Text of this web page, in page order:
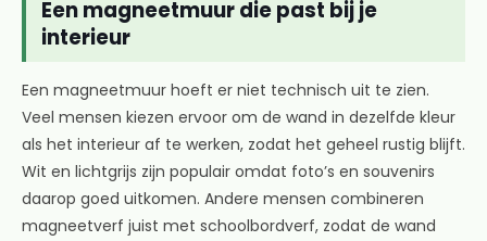
Een magneetmuur die past bij je
interieur
Een magneetmuur hoeft er niet technisch uit te zien.
Veel mensen kiezen ervoor om de wand in dezelfde kleur
als het interieur af te werken, zodat het geheel rustig blijft.
Wit en lichtgrijs zijn populair omdat foto’s en souvenirs
daarop goed uitkomen. Andere mensen combineren
magneetverf juist met schoolbordverf, zodat de wand